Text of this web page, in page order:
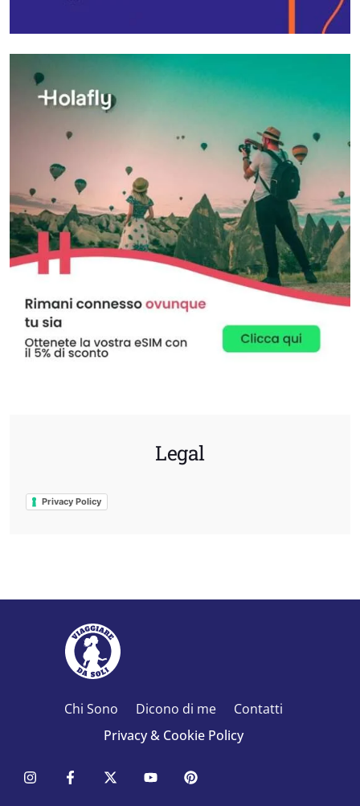
Legal
Privacy Policy
Chi Sono Dicono di me
Contatti
Privacy & Cookie Policy